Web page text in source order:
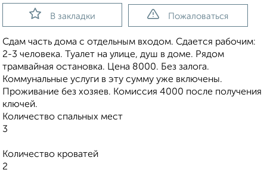
В закладки Пожаловаться
Сдам часть дома с отдельным входом. Сдается рабочим:
2-3 человека. Туалет на улице, душ в доме. Рядом
трамвайная остановка. Цена 8000. Без залога.
Коммунальные услуги в эту сумму уже включены.
Проживание без хозяев. Комиссия 4000 после получения
ключей.
Количество спальных мест
3
Количество кроватей
2